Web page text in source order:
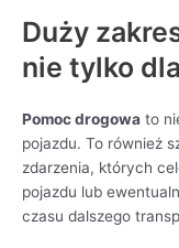
Duży
nie tylko
Pomoc drogowa to
pojazdu. To również
zdarzenia, których
pojazdu lub
czasu dalszego